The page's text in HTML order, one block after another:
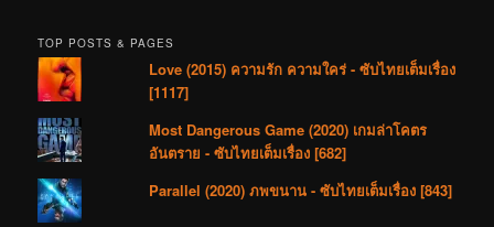
TOP POSTS & PAGES
Love (2015) ความรัก ความใคร่ - ซับไทยเต็มเรื่อง
[1117]
Most Dangerous Game (2020) เกมล่าโคตร
อันตราย - ซับไทยเต็มเรื่อง [682]
Parallel (2020) ภพขนาน - ซับไทยเต็มเรื่อง [843]